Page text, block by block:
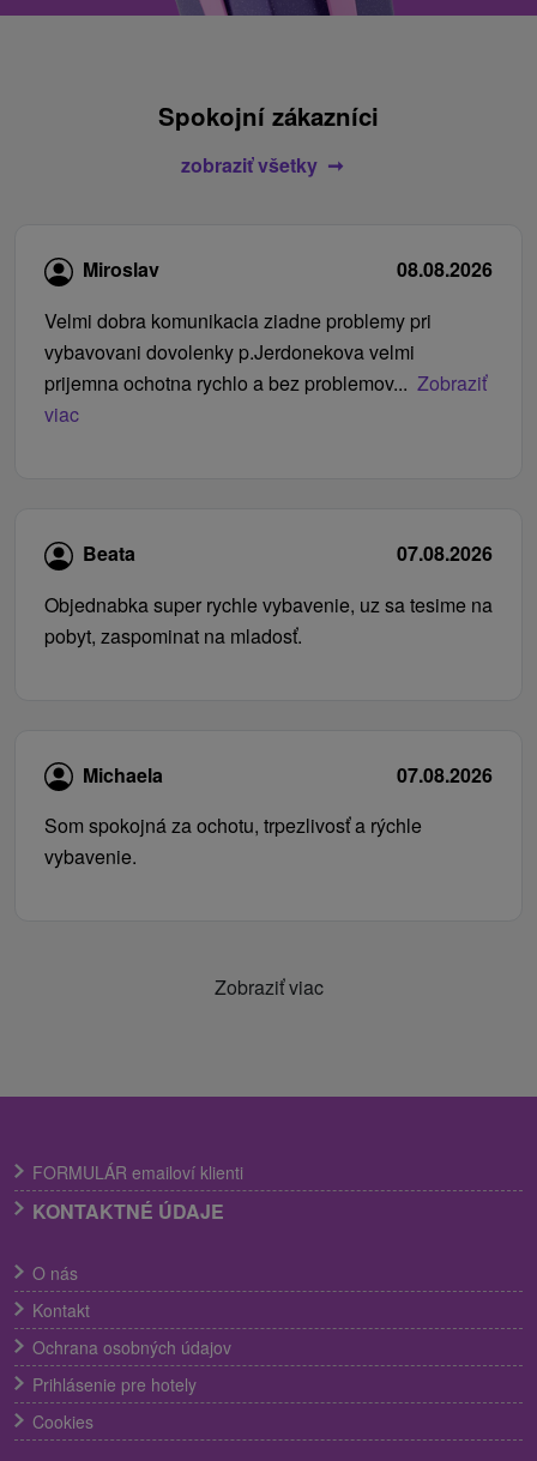
Spokojní zákazníci
zobraziť všetky
Miroslav
08.08.2026
Velmi dobra komunikacia ziadne problemy pri
vybavovani dovolenky p.Jerdonekova velmi
prijemna ochotna rychlo a bez problemov... Zobraziť
viac
Beata
07.08.2026
Objednabka super rychle vybavenie, uz sa tesime na
pobyt, zaspominat na mladosť.
Michaela
07.08.2026
Som spokojná za ochotu, trpezlivosť a rýchle
vybavenie.
Zobraziť viac
FORMULÁR emailoví klienti
KONTAKTNÉ ÚDAJE
O nás
Kontakt
Ochrana osobných údajov
Prihlásenie pre hotely
Cookies